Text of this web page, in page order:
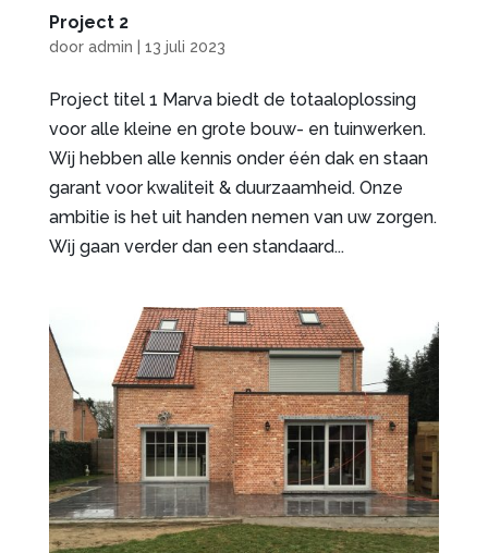
Project 2
door admin 13 juli 2023
Project titel 1 Marva biedt de totaaloplossing
voor alle kleine en grote bouw- en tuinwerken.
Wij hebben alle kennis onder één dak en staan
garant voor kwaliteit & duurzaamheid. Onze
ambitie is het uit handen nemen van uw zorgen.
Wij gaan verder dan een standaard...